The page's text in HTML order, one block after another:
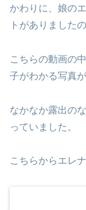
かわりに、娘の
トがありました
こちらの動画の
子がわかる写真
なかなか露出の
っていました。
こちらからエレ